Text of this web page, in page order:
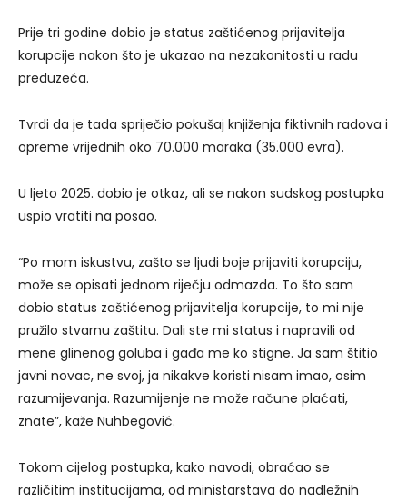
Prije tri godine dobio je status zaštićenog prijavitelja
korupcije nakon što je ukazao na nezakonitosti u radu
preduzeća.
Tvrdi da je tada spriječio pokušaj knjiženja fiktivnih radova i
opreme vrijednih oko 70.000 maraka (35.000 evra).
U ljeto 2025. dobio je otkaz, ali se nakon sudskog postupka
uspio vratiti na posao.
“Po mom iskustvu, zašto se ljudi boje prijaviti korupciju,
može se opisati jednom riječju odmazda. To što sam
dobio status zaštićenog prijavitelja korupcije, to mi nije
pružilo stvarnu zaštitu. Dali ste mi status i napravili od
mene glinenog goluba i gađa me ko stigne. Ja sam štitio
javni novac, ne svoj, ja nikakve koristi nisam imao, osim
razumijevanja. Razumijenje ne može račune plaćati,
znate”, kaže Nuhbegović.
Tokom cijelog postupka, kako navodi, obraćao se
različitim institucijama, od ministarstava do nadležnih